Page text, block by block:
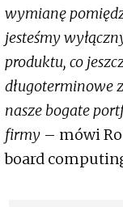
wymianę
jesteśmy
produktu, co
długoterminowe
nasze bogate
firmy – mówi
board